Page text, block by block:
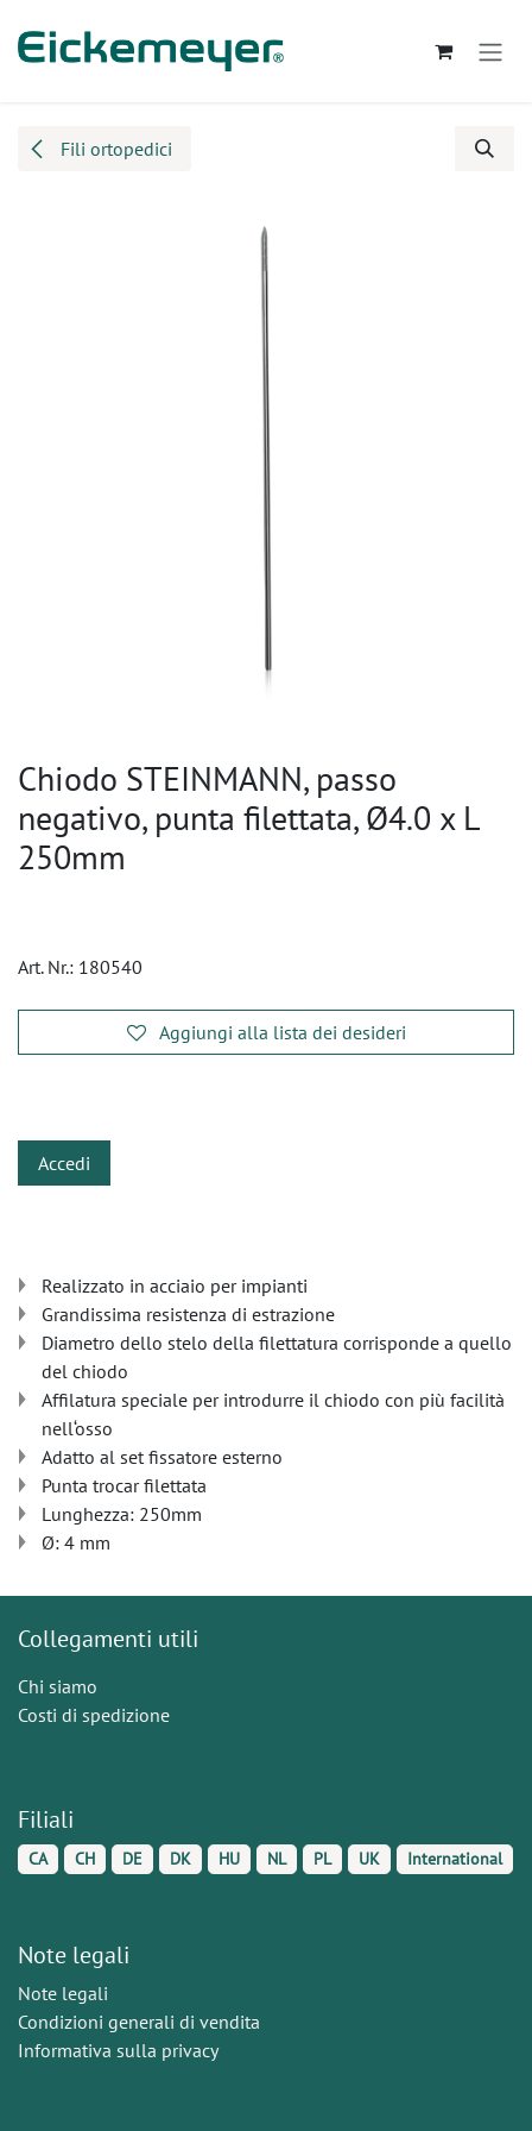
Fili ortopedici
Chiodo STEINMANN, passo
negativo, punta filettata, Ø4.0 x L
250mm
Art. Nr.: 180540
Aggiungi alla lista dei desideri
Accedi
Realizzato in acciaio per impianti
Grandissima resistenza di estrazione
Diametro dello stelo della filettatura corrisponde a quello
del chiodo
Affilatura speciale per introdurre il chiodo con più facilità
nell‘osso
Adatto al set fissatore esterno
Punta trocar filettata
Lunghezza: 250mm
Ø: 4 mm
Collegamenti utili
Chi siamo
Costi di spedizione
Filiali
CA CH DE DK HU NL PL UK International
Note legali
Note legali
Condizioni generali di vendita
Informativa sulla privacy